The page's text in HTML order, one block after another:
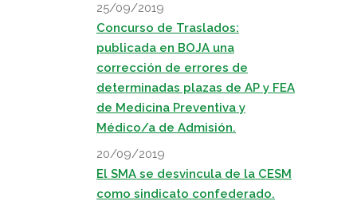
25/09/2019
Concurso de Traslados:
publicada en BOJA una
corrección de errores de
determinadas plazas de AP y FEA
de Medicina Preventiva y
Médico/a de Admisión.
20/09/2019
El SMA se desvincula de la CESM
como sindicato confederado.